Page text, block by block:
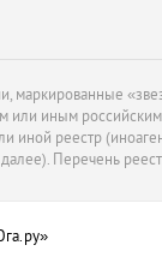
маркированные
или иным
иной реестр
Перечень